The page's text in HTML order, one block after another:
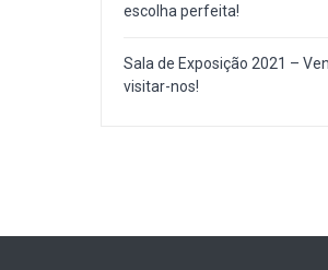
escolha perfeita!
Sala de Exposição 2021 –
visitar-nos!